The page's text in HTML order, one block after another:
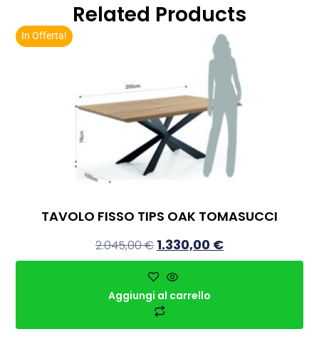
Related Products
In Offerta!
TAVOLO FISSO TIPS OAK TOMASUCCI
2.045,00€ 1.330,00 €
Aggiungi al carrello